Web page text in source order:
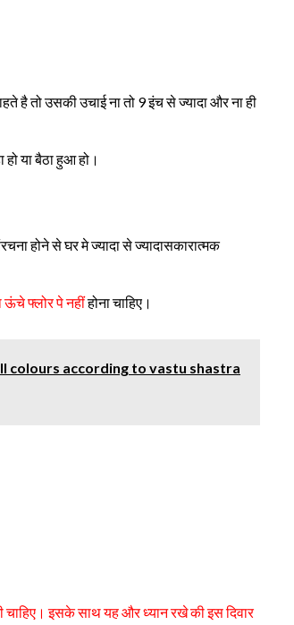
है तो उसकी उचाई ना तो 9 इंच से ज्यादा और ना ही
हो या बैठा हुआ हो।
होने से घर मे ज्यादा से ज्यादासकारात्मक
ऊंचे फ्लोर पे नहींहोना चाहिए।
(wall colours according to vastu shastra
चाहिए। इसके साथ यह और ध्यान रखे की इस दिवार